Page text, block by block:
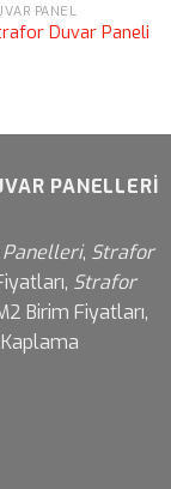
PANEL
Duvar Paneli
PANELLERI
, Strafor
Strafor
Birim Fiyatları,